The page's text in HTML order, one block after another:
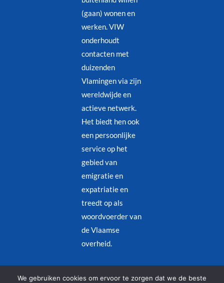
(gaan) wonen en
werken. VIW
onderhoudt
contacten met
duizenden
Vlamingen via zijn
wereldwijde en
actieve netwerk.
Het biedt hen ook
een persoonlijke
service op het
gebied van
emigratie en
expatriatie en
treedt op als
woordvoerder van
de Vlaamse
overheid.
Juridische kennisgeving–Privacybeleid
We gebruiken cookies om ervoor te zorgen dat we de beste